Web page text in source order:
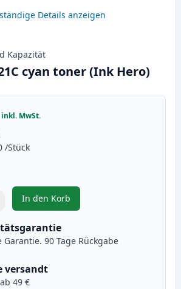
Details anzeigen
Kapazität
cyan toner (Ink Hero)
inkl. MwSt.
/Stück
Tasten, um anzupassen
In den Korb
, Brother TN321C cyan toner (Ink
Garantie. 90 Tage Rückgabe
versandt
49 €